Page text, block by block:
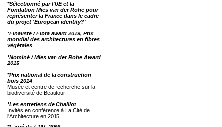
*Sélectionné par l'UE et la
Fondation Mies van der Rohe pour
représenter la France dans le cadre
du projet 'European identity?'
*Finaliste / Fibra award 2019, Prix
mondial des architectures en fibres
végétales
*Nominé / Mies van der Rohe Award
2015
*Prix national de la construction
bois 2014
Musée et centre de recherche sur la
biodiversité de Beautour
*Les entretiens de Chaillot
Invités en conférence à La Cité de
l'Architecture en 2015